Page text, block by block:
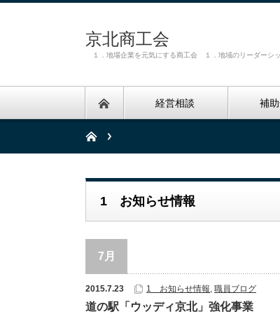
京北商工会
１．地場企業を元気にする商工会 １．地域のリーダーシ
経営相談 補
1 お知らせ情報
7月
2015.7.23 1 お知らせ情報, 職員ブログ
道の駅「ウッディ京北」強化事業